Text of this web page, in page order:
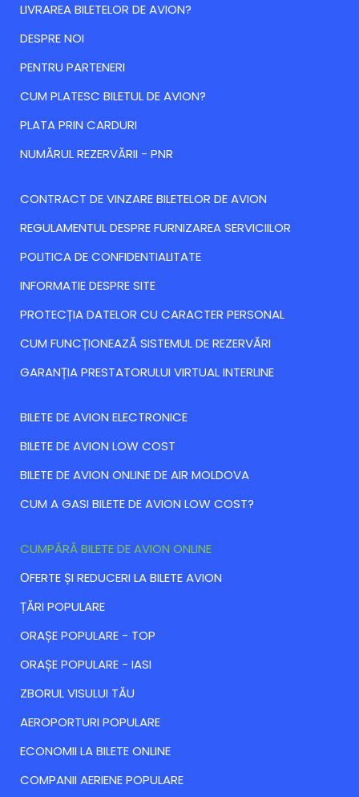
LIVRAREA BILETELOR DE AVION?
DESPRE NOI
PENTRU PARTENERI
CUM PLATESC BILETUL DE AVION?
PLATA PRIN CARDURI
NUMĂRUL REZERVĂRII - PNR
CONTRACT DE VINZARE BILETELOR DE AVION
REGULAMENTUL DESPRE FURNIZAREA SERVICIILOR
POLITICA DE CONFIDENTIALITATE
INFORMATIE DESPRE SITE
PROTECȚIA DATELOR CU CARACTER PERSONAL
CUM FUNCȚIONEAZĂ SISTEMUL DE REZERVĂRI
GARANȚIA PRESTATORULUI VIRTUAL INTERLINE
BILETE DE AVION ELECTRONICE
BILETE DE AVION LOW COST
BILETE DE AVION ONLINE DE AIR MOLDOVA
CUM A GASI BILETE DE AVION LOW COST?
CUMPĂRĂ BILETE DE AVION ONLINE
ОFERTE ȘI REDUCERI LA BILETE AVION
ȚĂRI POPULARE
ORAȘE POPULARE - TOP
ORAȘE POPULARE - IASI
ZBORUL VISULUI TĂU
AEROPORTURI POPULARE
ECONOMII LA BILETE ONLINE
COMPANII AERIENE POPULARE